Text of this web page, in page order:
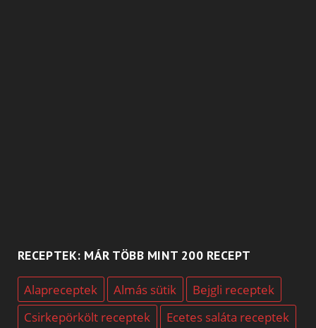
RECEPTEK: MÁR TÖBB MINT 200 RECEPT
Alapreceptek Almás sütik
Bejgli receptek
Csirkepörkölt receptek
Ecetes saláta receptek